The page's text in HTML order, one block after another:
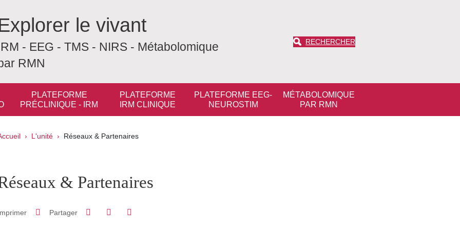
le vivant
- EEG - TMS - NIRS - Métabolomique
RMN
RECHERCHER
PLATEFORME
PRÉCLINIQUE - IRM
PLATEFORME
IRM CLINIQUE
PLATEFORME EEG-
NEUROSTIM
MÉTABOLOMIQUE
PAR RMN
d'Ariane
L'unité Réseaux & Partenaires
Sidebar& Partenaires
Partager Partager sur Facebook
Partager sur LinkedIn